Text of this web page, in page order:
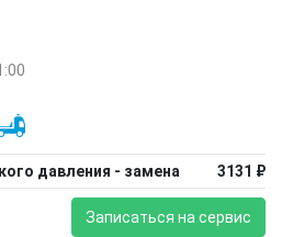
давления - замена 3131 ₽
Записаться на сервис